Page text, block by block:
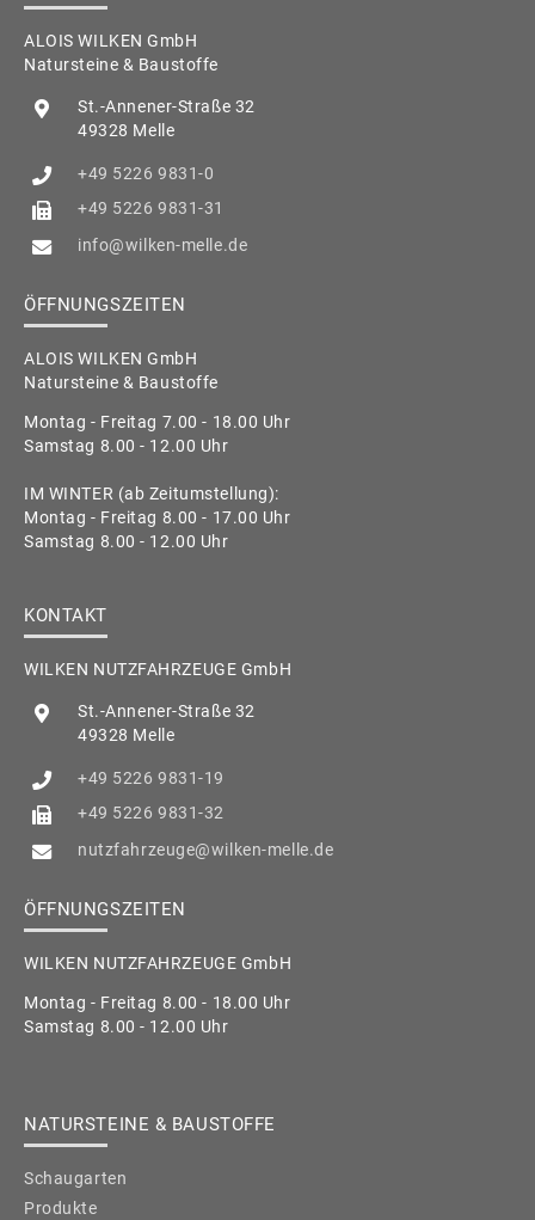
ALOIS WILKEN GmbH
Natursteine & Baustoffe
St.-Annener-Straße 32
49328 Melle
+49 5226 9831-0
+49 5226 9831-31
info@wilken-melle.de
ÖFFNUNGSZEITEN
ALOIS WILKEN GmbH
Natursteine & Baustoffe
Montag - Freitag 7.00 - 18.00 Uhr
Samstag 8.00 - 12.00 Uhr
IM WINTER (ab Zeitumstellung):
Montag - Freitag 8.00 - 17.00 Uhr
Samstag 8.00 - 12.00 Uhr
KONTAKT
WILKEN NUTZFAHRZEUGE GmbH
St.-Annener-Straße 32
49328 Melle
+49 5226 9831-19
+49 5226 9831-32
nutzfahrzeuge@wilken-melle.de
ÖFFNUNGSZEITEN
WILKEN NUTZFAHRZEUGE GmbH
Montag - Freitag 8.00 - 18.00 Uhr
Samstag 8.00 - 12.00 Uhr
NATURSTEINE & BAUSTOFFE
Schaugarten
Produkte